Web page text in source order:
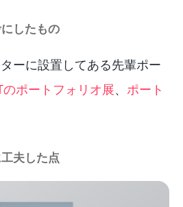
したもの
ーに設置してある先輩ポー
のポートフォリオ展、 ポート
夫した点